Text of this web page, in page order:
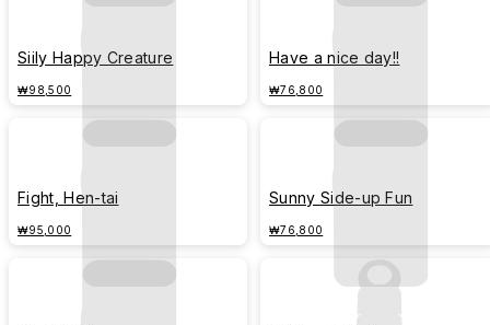
Siily Happy Creature
₩98,500
Have a nice day!!
₩76,800
Fight, Hen-tai
₩95,000
Sunny Side-up Fun
₩76,800